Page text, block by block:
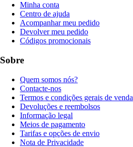
Minha conta
Centro de ajuda
Acompanhar meu pedido
Devolver meu pedido
Códigos promocionais
Sobre
Quem somos nós?
Contacte-nos
Termos e condições gerais de venda
Devoluções e reembolsos
Informação legal
Meios de pagamento
Tarifas e opções de envio
Nota de Privacidade